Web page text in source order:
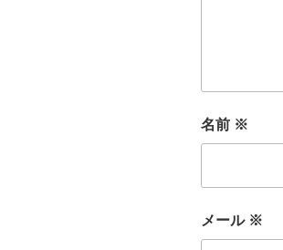
名前 ※
メール ※